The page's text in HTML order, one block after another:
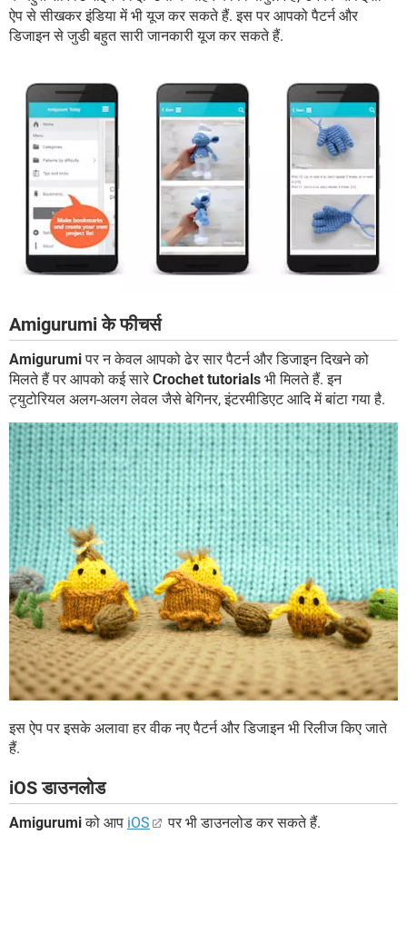
ऐप से सीखकर इंडिया में भी यूज कर सकते हैं. इस पर आपको पैटर्न और
डिजाइन से जुडी बहुत सारी जानकारी यूज कर सकते हैं.
Amigurumi के फीचर्स
Amigurumiपर न केवल आपको ढेर सार पैटर्न और डिजाइन दिखने को
मिलते हैं पर आपको कई सारे Crochet tutorials भी मिलते हैं. इन
ट्युटोरियल अलग-अलग लेवल जैसे बेगिनर, इंटरमीडिएट आदि में बांटा गया है.
इस ऐप पर इसके अलावा हर वीक नए पैटर्न और डिजाइन भी रिलीज किए जाते
हैं.
iOS डाउनलोड
Amigurumiको आप iOS पर भी डाउनलोड कर सकते हैं.